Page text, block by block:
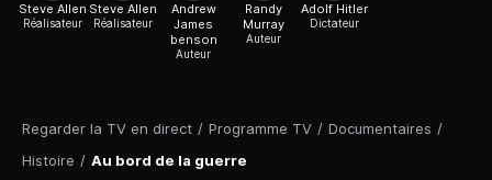
Regarder la TV en direct / Programme TV / Documentaires /
Histoire / Au bord de la guerre
Steve Allen
Réalisateur
Steve Allen
Réalisateur
Andrew
James
benson
Auteur
Randy
Murray
Auteur
Adolf Hitler
Dictateur